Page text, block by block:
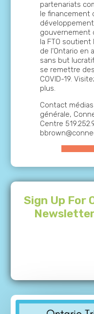
partenariats
le financement
gouvernement
la FTO
de l’Ontario en
sans but
se remettre
COVID-19.
plus.
Contact
générale,
Centre
Sign Up For